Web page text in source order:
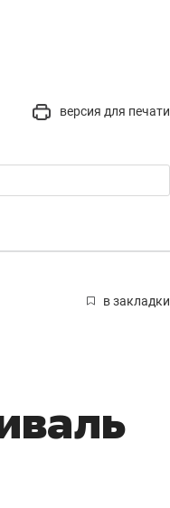
версия для печати
в закладки